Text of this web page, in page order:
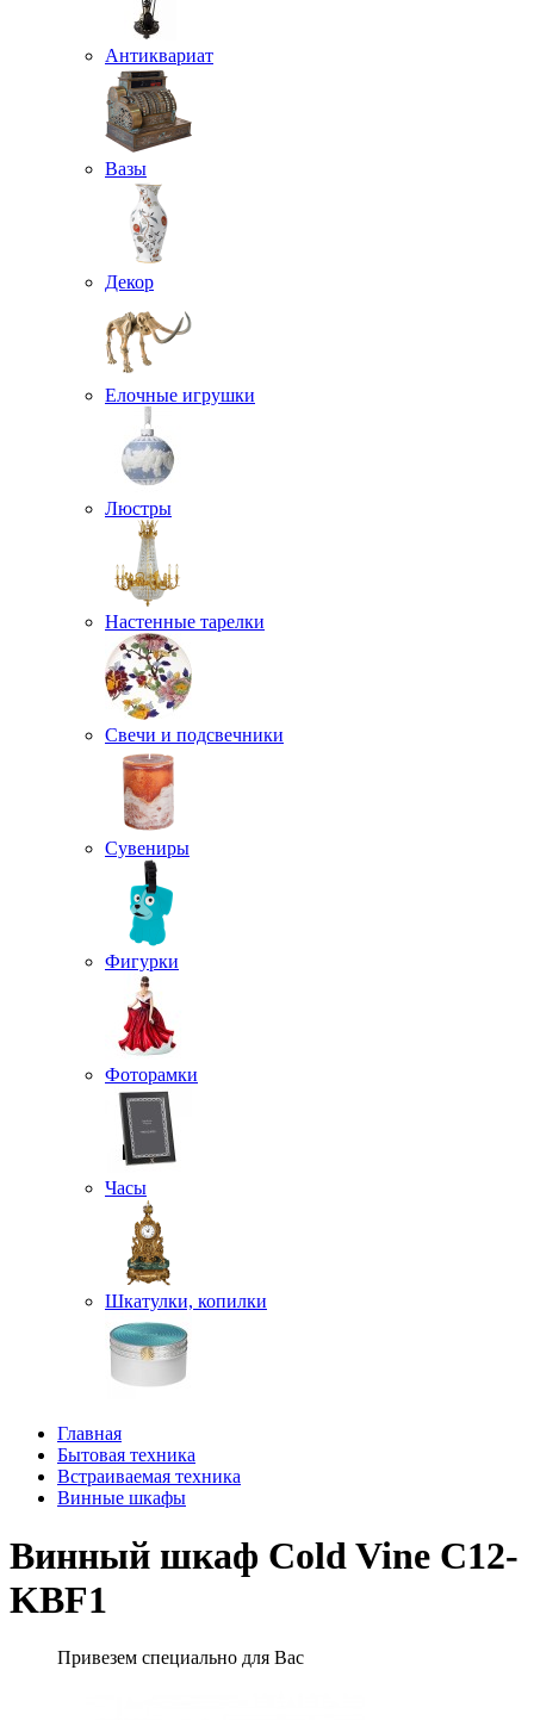
Антиквариат
Вазы
Декор
Елочные игрушки
Люстры
Настенные тарелки
Свечи и подсвечники
Сувениры
Фигурки
Фоторамки
Часы
Шкатулки, копилки
Главная
Бытовая техника
Встраиваемая техника
Винные шкафы
Винный шкаф Cold Vine C12-
KBF1
Привезем специально для Вас